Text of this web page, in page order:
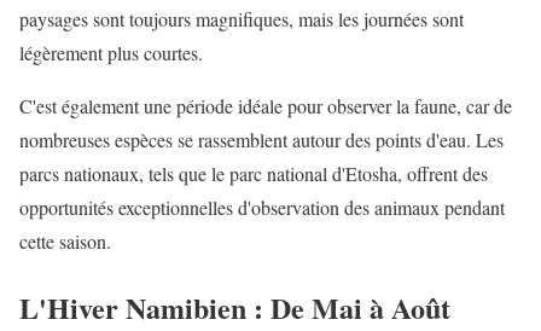
paysages sont toujours magnifiques, mais les journées sont
légèrement plus courtes.
C'est également une période idéale pour observer la faune, car de
nombreuses espèces se rassemblent autour des points d'eau. Les
parcs nationaux, tels que le parc national d'Etosha, offrent des
opportunités exceptionnelles d'observation des animaux pendant
cette saison.
L'Hiver Namibien : De Mai à Août